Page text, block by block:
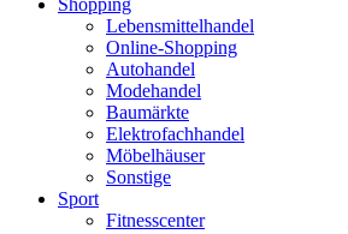
Lebensmittelhandel
Online-Shopping
Autohandel
Modehandel
Baumärkte
Elektrofachhandel
Möbelhäuser
Sonstige
Sport
Fitnesscenter